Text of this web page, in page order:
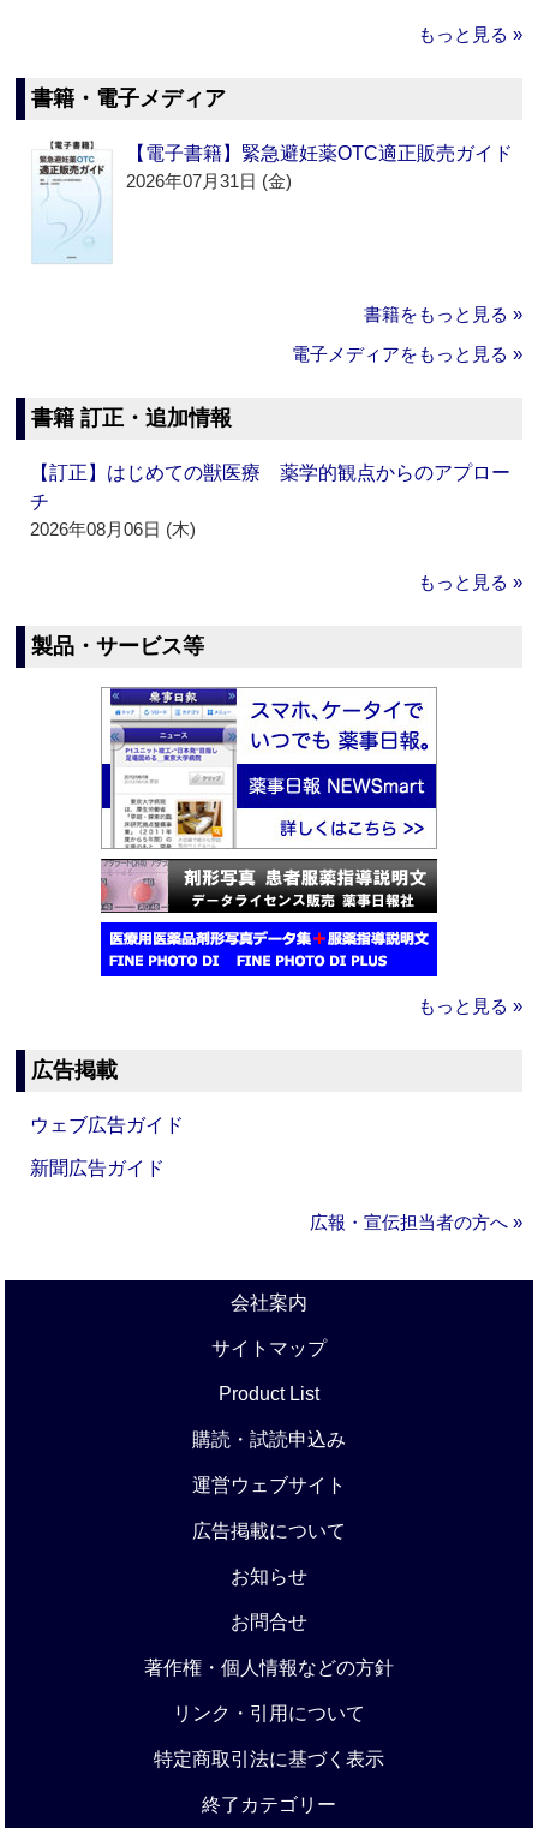
もっと見る »
書籍・電子メディア
【電子書籍】緊急避妊薬OTC適正販売ガイド
2026年07月31日 (金)
書籍をもっと見る »
電子メディアをもっと見る »
書籍 訂正・追加情報
【訂正】はじめての獣医療 薬学的観点からのアプロー
チ
2026年08月06日 (木)
もっと見る »
製品・サービス等
もっと見る »
広告掲載
ウェブ広告ガイド
新聞広告ガイド
広報・宣伝担当者の方へ »
会社案内
サイトマップ
Product List
購読・試読申込み
運営ウェブサイト
広告掲載について
お知らせ
お問合せ
著作権・個人情報などの方針
リンク・引用について
特定商取引法に基づく表示
終了カテゴリー